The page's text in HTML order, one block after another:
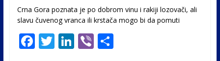
Crna Gora poznata je po dobrom vinu i rakiji lozovači, ali
slavu čuvenog vranca ili krstača mogo bi da pomuti
F T Li Vi S